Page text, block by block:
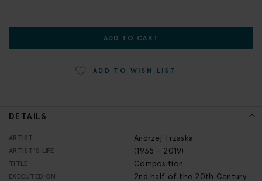
DETAILS
More
Information
ARTIST Andrzej Trzaska
ARTIST'S LIFE (1935 - 2019)
TITLE Composition
EXECUTED ON 2nd half of the 20th Century
ADD TO CART
ADD TO WISH LIST